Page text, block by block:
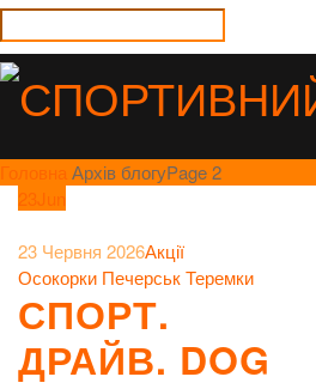
Головна Архів блогуPage 2
23Jun
23 Червня 2026Акції
Осокорки ПечерськТеремки
СПОРТ.
ДРАЙВ. DOG